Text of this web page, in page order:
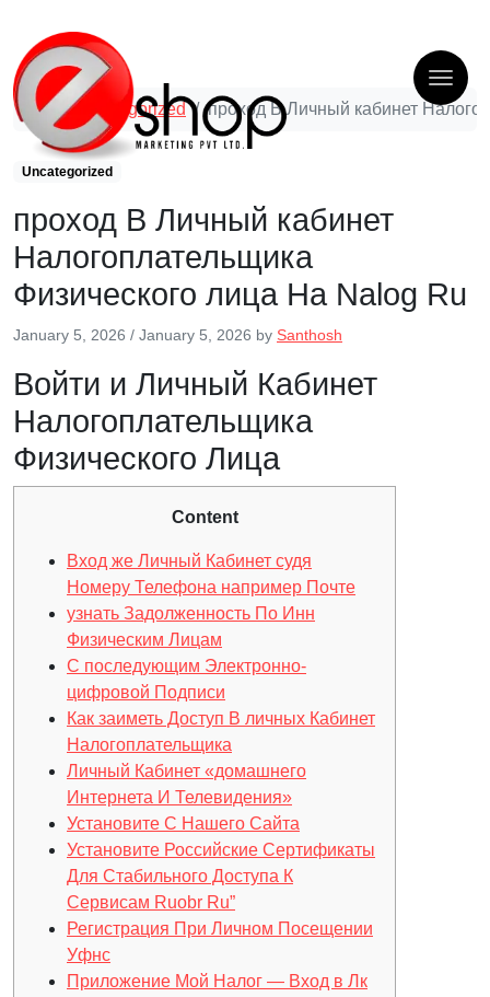
Uncategorized проход В Личный кабинет
Uncategorized
проход В Личный кабинет
Налогоплательщика
Физического лица На Nalog Ru
January 5, 2026 / January 5, 2026 by Santhosh
Войти и Личный Кабинет
Налогоплательщика
Физического Лица
Content
Вход же Личный Кабинет судя
Номеру Телефона например Почте
узнать Задолженность По Инн
Физическим Лицам
С последующим Электронно-
цифровой Подписи
Как заиметь Доступ В личных Кабинет
Налогоплательщика
Личный Кабинет «домашнего
Интернета И Телевидения»
Установите С Нашего Сайта
Установите Российские Сертификаты
Для Стабильного Доступа К
Сервисам Ruobr Ru”
Регистрация При Личном Посещении
Уфнс
Приложение Мой Налог — Вход в Лк